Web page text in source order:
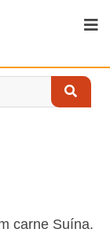
carne Suína.